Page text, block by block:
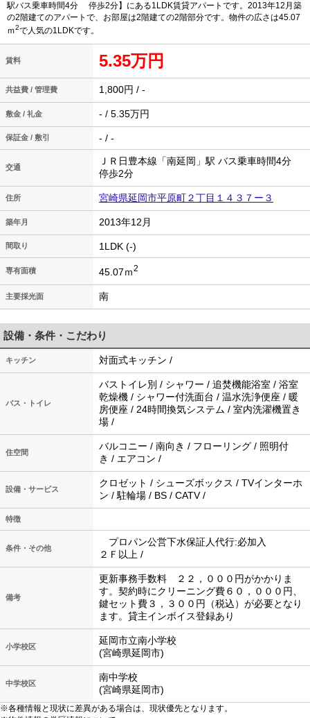
駅バス乗車時間4分 停歩2分】にある1LDK賃貸アパートです。2013年12月築
の2階建てのアパートで、お部屋は2階建ての2階部分です。物件の広さは45.07
ｍ2で人気の1LDKです。
賃料 5.35万円
共益費 / 管理費 1,800円 / -
敷金 / 礼金 - / 5.35万円
保証金 / 敷引 - / -
交通
ＪＲ日豊本線「南延岡」駅 バス乗車時間4分
停歩2分
住所 宮崎県延岡市平原町２丁目１４３７ー３
築年月 2013年12月
間取り 1LDK (-)
専有面積 45.07ｍ2
主要採光面 南
設備・条件・こだわり
キッチン 対面式キッチン /
バス・トイレ
バストイレ別 / シャワー / 追焚機能浴室 / 浴室
乾燥機 / シャワー付洗面台 / 温水洗浄便座 / 暖
房便座 / 24時間換気システム / 室内洗濯機置き
場 /
住空間
バルコニー / 南向き / フローリング / 照明付
き / エアコン /
設備・サービス
クロゼット / シューズボックス / TVインターホ
ン / 駐輪場 / BS / CATV /
特徴
条件・その他
プロパン公営下水保証人代行:必加入
２Ｆ以上 /
備考
更新事務手数料 ２２，０００円がかかりま
す。契約時にクリーニング費６０，０００円、
鍵セット費３，３００円（税込）が必要となり
ます。貸主インボイス登録あり
小学校区
延岡市立南小学校
(宮崎県延岡市)
中学校区
南中学校
(宮崎県延岡市)
※各種情報と現状に差異がある場合は、現状優先となります。